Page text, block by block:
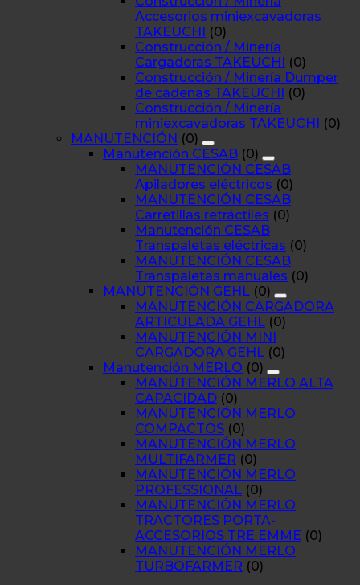
Accesorios miniexcavadoras
TAKEUCHI (0)
Construcción / Minería
Cargadoras TAKEUCHI (0)
Construcción / Minería Dumper
de cadenas TAKEUCHI (0)
Construcción / Minería
miniexcavadoras TAKEUCHI (0)
MANUTENCIÓN (0)
Manutención CESAB (0)
MANUTENCIÓN CESAB
Apiladores eléctricos (0)
MANUTENCIÓN CESAB
Carretillas retráctiles (0)
Manutención CESAB
Transpaletas eléctricas (0)
MANUTENCIÓN CESAB
Transpaletas manuales (0)
MANUTENCIÓN GEHL (0)
MANUTENCIÓN CARGADORA
ARTICULADA GEHL (0)
MANUTENCIÓN MINI
CARGADORA GEHL (0)
Manutención MERLO (0)
MANUTENCIÓN MERLO ALTA
CAPACIDAD (0)
MANUTENCIÓN MERLO
COMPACTOS (0)
MANUTENCIÓN MERLO
MULTIFARMER (0)
MANUTENCIÓN MERLO
PROFESSIONAL (0)
MANUTENCIÓN MERLO
TRACTORES PORTA-
ACCESORIOS TRE EMME (0)
MANUTENCIÓN MERLO
TURBOFARMER (0)